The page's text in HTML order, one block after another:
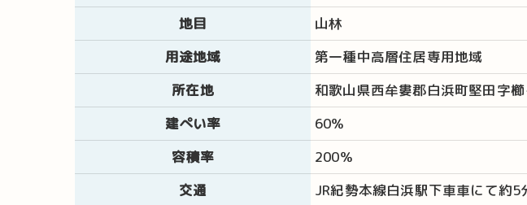
地目
山林
用途地域
第一種中高層住居専用地域
所在地
和歌山県西牟婁郡白浜町堅田字
建ぺい率
60％
容積率
200％
交通
JR紀勢本線白浜駅下車車にて約